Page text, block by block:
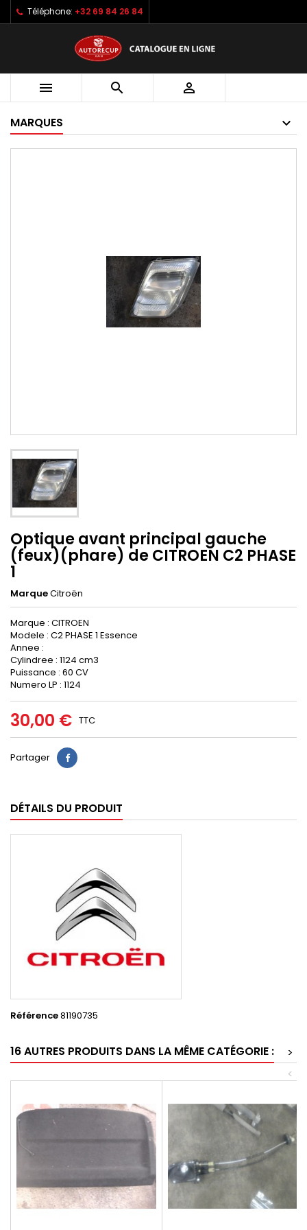
Téléphone: +32 69 84 26 84
  
MARQUES
Optique avant principal gauche
(feux)(phare) de CITROEN C2 PHASE
1
MarqueCitroën
Marque : CITROEN
Modele : C2 PHASE 1 Essence
Annee :
Cylindree : 1124 cm3
Puissance : 60 CV
Numero LP : 1124
30,00 € TTC
Partager
DÉTAILS DU PRODUIT
Référence81190735
16 AUTRES PRODUITS DANS LA MÊME CATÉGORIE :
>
<